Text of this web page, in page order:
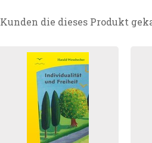
Kunden die dieses Produkt